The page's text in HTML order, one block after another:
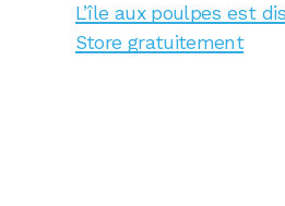
L’île aux poulpes est
Store gratuitement